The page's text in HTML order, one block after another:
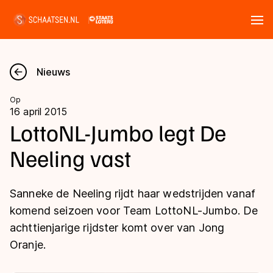
Nieuws
Kalender
Disciplines
Langebaan
Shorttrack
Inlineskaten
Uitslagen
Langebaan
Shorttrack
Tijden & historie
Nieuws
Op
16 april 2015
LottoNL-Jumbo legt De
Neeling vast
Sanneke de Neeling rijdt haar wedstrijden vanaf
komend seizoen voor Team LottoNL-Jumbo. De
achttienjarige rijdster komt over van Jong
Oranje.